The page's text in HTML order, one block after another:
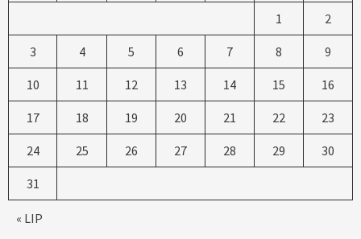
« LIP
1 2
3 4 5 6 7 8 9
10 11 12 13 14 15 16
17 18 19 20 21 22 23
24 25 26 27 28 29 30
31